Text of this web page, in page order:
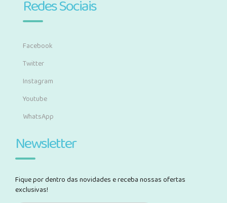
Redes Sociais
Facebook
Twitter
Instagram
Youtube
WhatsApp
Newsletter
Fique por dentro das novidades e receba nossas ofertas
exclusivas!